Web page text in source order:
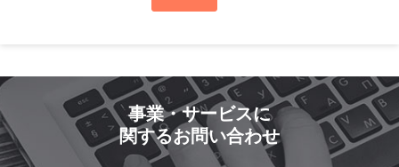
事業・サービスに
関するお問い合わせ